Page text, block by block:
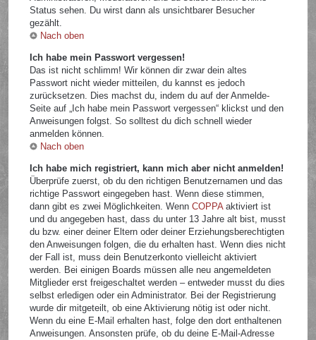
Status sehen. Du wirst dann als unsichtbarer Besucher
gezählt.
Nach oben
Ich habe mein Passwort vergessen!
Das ist nicht schlimm! Wir können dir zwar dein altes
Passwort nicht wieder mitteilen, du kannst es jedoch
zurücksetzen. Dies machst du, indem du auf der Anmelde-
Seite auf „Ich habe mein Passwort vergessen“ klickst und den
Anweisungen folgst. So solltest du dich schnell wieder
anmelden können.
Nach oben
Ich habe mich registriert, kann mich aber nicht anmelden!
Überprüfe zuerst, ob du den richtigen Benutzernamen und das
richtige Passwort eingegeben hast. Wenn diese stimmen,
dann gibt es zwei Möglichkeiten. WennCOPPAaktiviert ist
und du angegeben hast, dass du unter 13 Jahre alt bist, musst
du bzw. einer deiner Eltern oder deiner Erziehungsberechtigten
den Anweisungen folgen, die du erhalten hast. Wenn dies nicht
der Fall ist, muss dein Benutzerkonto vielleicht aktiviert
werden. Bei einigen Boards müssen alle neu angemeldeten
Mitglieder erst freigeschaltet werden – entweder musst du dies
selbst erledigen oder ein Administrator. Bei der Registrierung
wurde dir mitgeteilt, ob eine Aktivierung nötig ist oder nicht.
Wenn du eine E-Mail erhalten hast, folge den dort enthaltenen
Anweisungen. Ansonsten prüfe, ob du deine E-Mail-Adresse